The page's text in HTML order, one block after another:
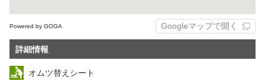
Powered by GOGA Googleマップで開く
詳細情報
オムツ替えシート